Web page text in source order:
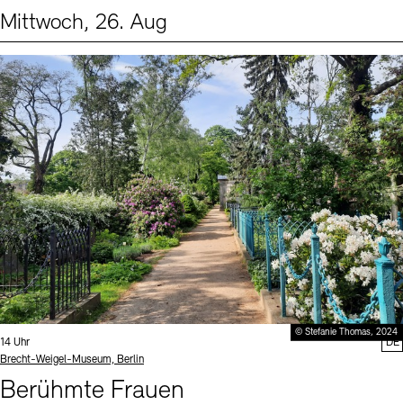
Mittwoch, 26. Aug
© Stefanie Thomas, 2024
Uhrzeit:
14 Uhr
Standort
Brecht-Weigel-Museum, Berlin
Berühmte Frauen
DE